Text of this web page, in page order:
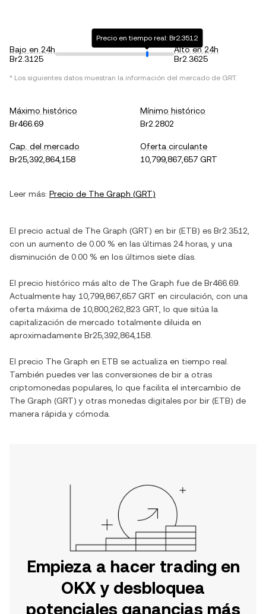
Bajo en 24h
Br2.3125
Precio en tiempo real: Br2.3512
Alto en 24h
Br2.3625
* Los siguientes datos muestran la información del mercado de GRT.
Máximo histórico
Br466.69
Mínimo histórico
Br2.2802
Cap. del mercado
Br25,392,864,158
Oferta circulante
10,799,867,657 GRT
Leer más: Precio de The Graph (GRT)
El precio actual de The Graph (GRT) en bir (ETB) es Br2.3512
con un aumento de 0.00 % en las últimas 24 horas, y una
disminución de 0.00 % en los últimos siete días.
El precio histórico más alto de The Graph fue de Br466.69
Actualmente hay 10,799,867,657 GRT en circulación, con una
oferta máxima de 10,800,262,823 GRT , lo que sitúa la
capitalización de mercado totalmente diluida en
aproximadamente Br25,392,864,158
El precio The Graph en ETB se actualiza en tiempo real.
También puedes ver las conversiones de bir a otras
criptomonedas populares, lo que facilita el intercambio de
The Graph (GRT) y otras monedas digitales por bir (ETB) de
manera rápida y cómoda.
Empieza a hacer trading en
OKX y desbloquea
potenciales ganancias más